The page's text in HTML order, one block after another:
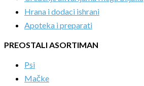
Hrana i dodaci ishrani
Apoteka i preparati
PREOSTALI ASORTIMAN
Psi
Mačke